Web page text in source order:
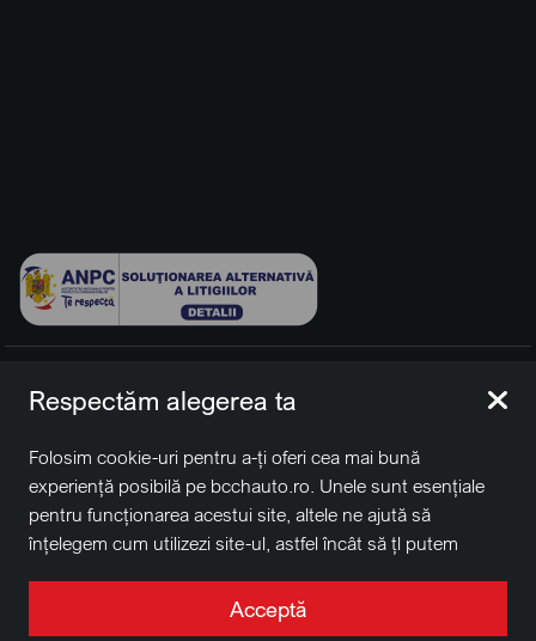
rezervate.
BCCH Auto Switzerland este o marcă a societății
BCCH
Group Switzerland AG
Sediu social: David Business Center, Str. Erou Iancu Nicolae
nr. 29, Voluntari, Ilfov
Respectăm alegerea ta
Folosim cookie-uri pentru a-ți oferi cea mai bună
experiență posibilă pe bcchauto.ro. Unele sunt esențiale
pentru funcționarea acestui site, altele ne ajută să
înțelegem cum utilizezi site-ul, astfel încât să țl putem
uri în scopuri de targetare. Apasă pe „Acceptă toate”
pentru a continua așa cum este specificat, sau apasă pe
Acceptă